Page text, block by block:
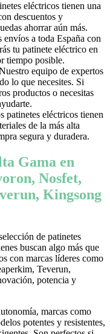
eléctricos tienen una
descuentos y
ahorrar aún más.
a toda España con
tu patinete eléctrico en
tiempo posible.
equipo de expertos
lo que necesites. Si
productos o necesitas
patinetes eléctricos tienen
de la más alta
segura y duradera.
Gama en
Nosfet,
Kingsong
de patinetes
buscan algo más que
con marcas líderes como
Teverun,
potencia y
marcas como
potentes y resistentes,